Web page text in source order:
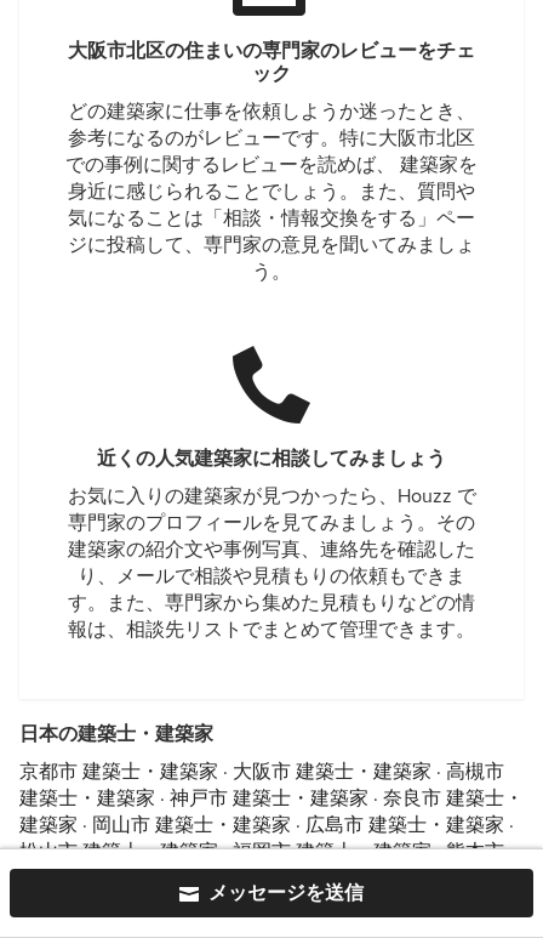
大阪市北区の住まいの専門家のレビューをチェ
ック
どの建築家に仕事を依頼しようか迷ったとき、
参考になるのがレビューです。特に大阪市北区
での事例に関するレビューを読めば、 建築家を
身近に感じられることでしょう。また、質問や
気になることは「相談・情報交換をする」ペー
ジに投稿して、専門家の意見を聞いてみましょ
う。
近くの人気建築家に相談してみましょう
お気に入りの建築家が見つかったら、Houzz で
専門家のプロフィールを見てみましょう。その
建築家の紹介文や事例写真、連絡先を確認した
り、メールで相談や見積もりの依頼もできま
す。また、専門家から集めた見積もりなどの情
報は、相談先リストでまとめて管理できます。
日本の建築士・建築家
京都市 建築士・建築家 · 大阪市 建築士・建築家 · 高槻市
建築士・建築家 · 神戸市 建築士・建築家 · 奈良市 建築士・
建築家 · 岡山市 建築士・建築家 · 広島市 建築士・建築家 ·
松山市 建築士・建築家·福岡市 建築士・建築家·熊本市
似たような専門家からの関連サービス
メッセージを送信